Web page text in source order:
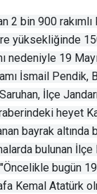
2 bin 900
yüksekliğinde
nedeniyle 19
İsmail
İlçe
heyet
bayrak altında
bulunan
bugün
Kemal Atatürk